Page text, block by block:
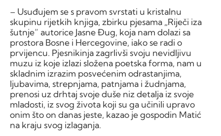
– Usuđujem se s pravom svrstati u kristalnu
skupinu rijetkih knjiga, zbirku pjesama „Riječi iza
šutnje” autorice Jasne Đug, koja nam dolazi sa
prostora Bosne i Hercegovine, iako se radi o
prvijencu. Pjesnikinja zagrlivši svoju nevidljivu
muzu iz koje izlazi složena poetska forma, nam u
skladnim izrazim posvećenim odrastanjima,
ljubavima, strepnjama, patnjama i žudnjama,
prenosi uz drhtaj svoje duše niz detalja iz svoje
mladosti, iz svog života koji su ga učinili upravo
onim što on danas jeste, kazao je gospodin Matić
na kraju svog izlaganja.